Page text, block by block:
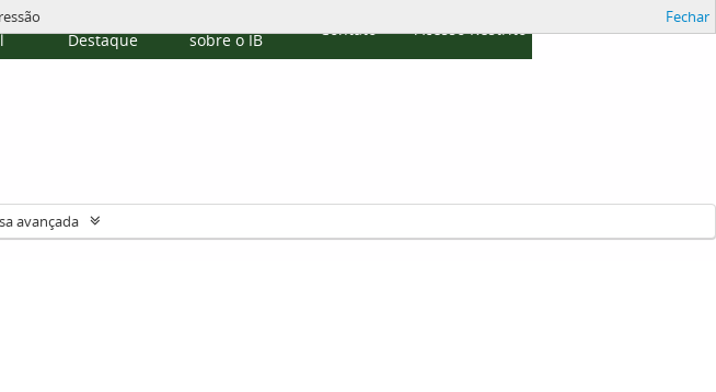
Destaque
sobre o IB
Contato Acesso Restrito
Fechar
avançada